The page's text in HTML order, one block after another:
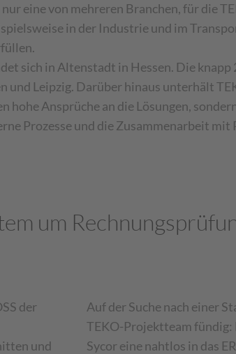
eine von mehreren Branchen, für die
in der Industrie und im
sich in Altenstadt in Hessen. Die
Leipzig. Darüber hinaus unterhält
Ansprüche an die Lösungen,
Prozesse und die Zusammenarbeit
um
der
und
Auf der Suche nach einer
TEKO-Projektteam
Sycor eine nahtlos in das